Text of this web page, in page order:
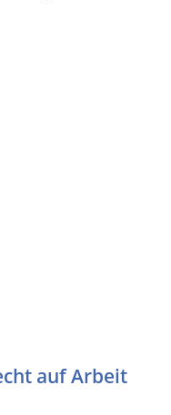
auf Arbeit